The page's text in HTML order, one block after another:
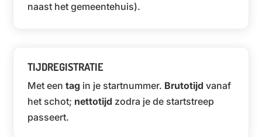
naast het gemeentehuis).
TIJDREGISTRATIE
Met eentag in je startnummer. Brutotijd vanaf
het schot; nettotijd zodra je de startstreep
passeert.